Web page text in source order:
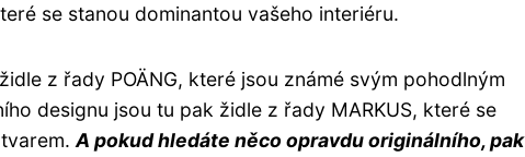
se stanou dominantou vašeho interiéru.
z řady POÄNG, které jsou známé svým pohodlným
designu jsou tu pak židle z řady MARKUS, které se
A pokud hledáte něco opravdu originálního, pak